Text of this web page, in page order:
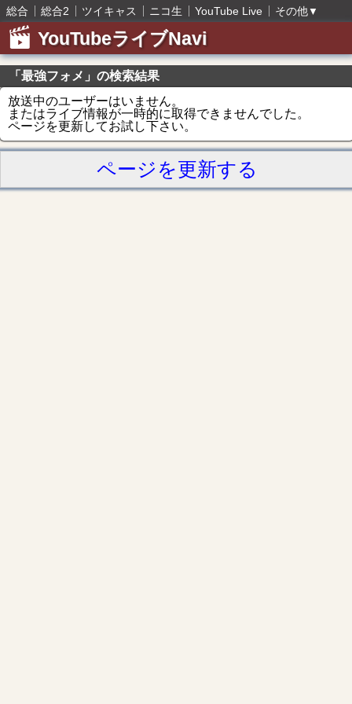
総合 総合2 ツイキャス ニコ生 YouTube Live その他▼
YouTubeライブNavi
「最強フォメ」の検索結果
放送中のユーザーはいません。
またはライブ情報が一時的に取得できませんでした。
ページを更新してお試し下さい。
ページを更新する